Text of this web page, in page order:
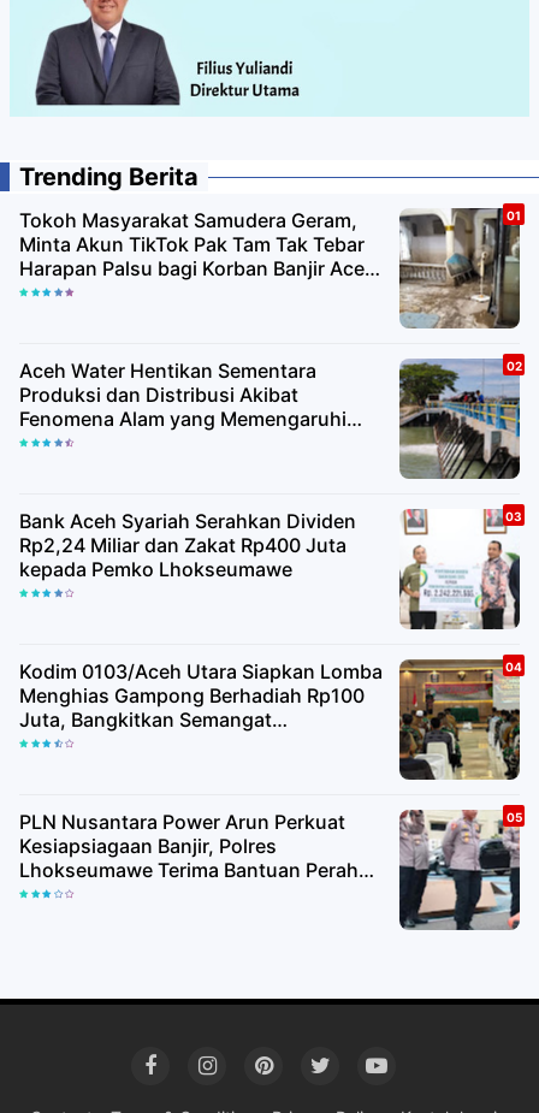
Trending Berita
Tokoh Masyarakat Samudera Geram,
Minta Akun TikTok Pak Tam Tak Tebar
Harapan Palsu bagi Korban Banjir Aceh
Utara
Aceh Water Hentikan Sementara
Produksi dan Distribusi Akibat
Fenomena Alam yang Memengaruhi
Kualitas Air Baku
Bank Aceh Syariah Serahkan Dividen
Rp2,24 Miliar dan Zakat Rp400 Juta
kepada Pemko Lhokseumawe
Kodim 0103/Aceh Utara Siapkan Lomba
Menghias Gampong Berhadiah Rp100
Juta, Bangkitkan Semangat
Kemerdekaan hingga Pelosok Desa
PLN Nusantara Power Arun Perkuat
Kesiapsiagaan Banjir, Polres
Lhokseumawe Terima Bantuan Perahu
Karet